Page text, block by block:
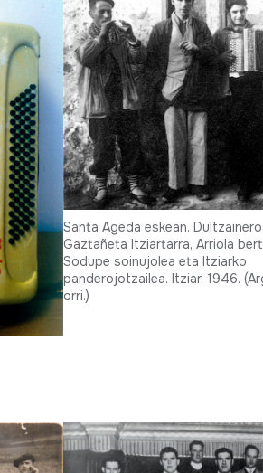
(JMBA bilduma, 0660)
Santa Ageda eskean.
Gaztañeta Itziartarra, Arriola
Sodupe soinujolea eta Itziarko
panderojotzailea. Itziar, 1946.
orri.)